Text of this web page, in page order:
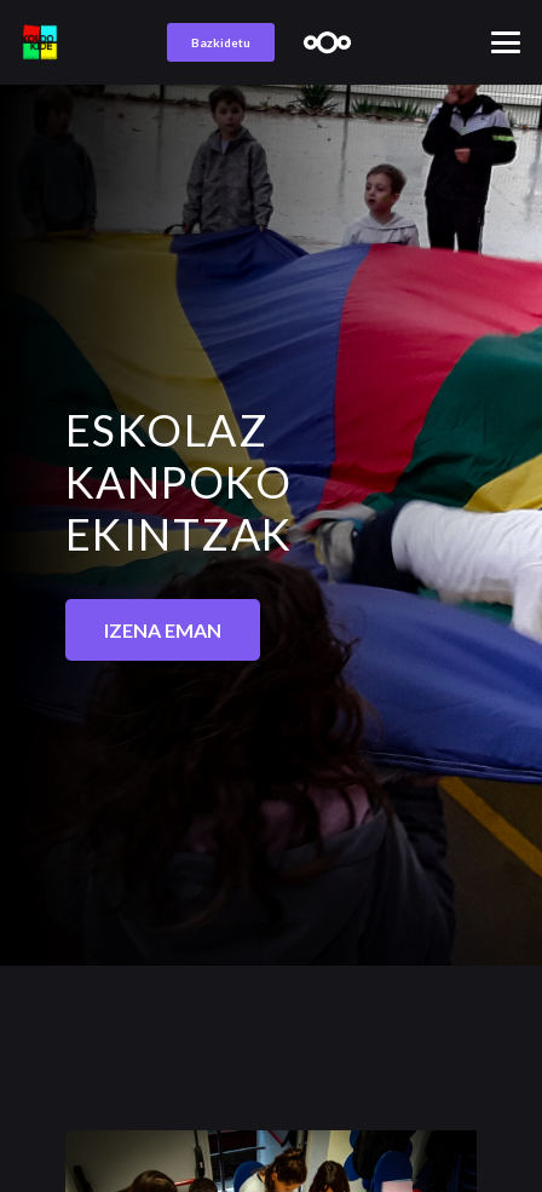
Bazkidetu
ESKOLAZ
KANPOKO
EKINTZAK
IZENA EMAN